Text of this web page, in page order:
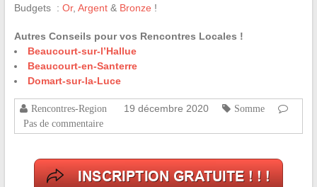
Budgets : Or, Argent& Bronze !
Autres Conseils pour vos Rencontres Locales !
Beaucourt-sur-l’Hallue
Beaucourt-en-Santerre
Domart-sur-la-Luce
Rencontres-Region 19 décembre 2020
Somme
Pas de commentaire